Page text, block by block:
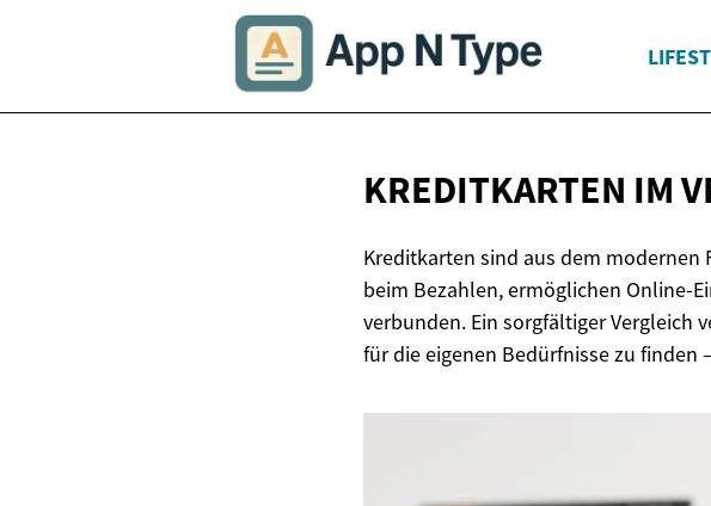
KREDITKARTEN IM
Kreditkarten sind aus dem
beim Bezahlen, ermöglichen Online-
verbunden. Ein sorgfältiger Vergleich
für die eigenen Bedürfnisse zu finden